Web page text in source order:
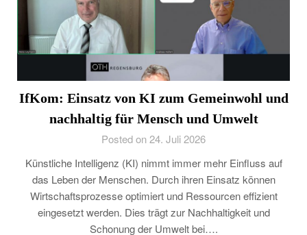
IfKom: Einsatz von KI zum Gemeinwohl und
nachhaltig für Mensch und Umwelt
Posted on 24. Juli 2026
Künstliche Intelligenz (KI) nimmt immer mehr Einfluss auf
das Leben der Menschen. Durch ihren Einsatz können
Wirtschaftsprozesse optimiert und Ressourcen effizient
eingesetzt werden. Dies trägt zur Nachhaltigkeit und
Schonung der Umwelt bei….